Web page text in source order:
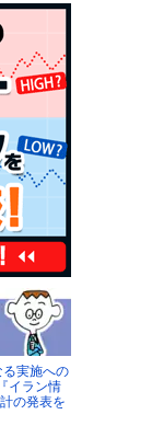
実施への
イラン情
の発表を